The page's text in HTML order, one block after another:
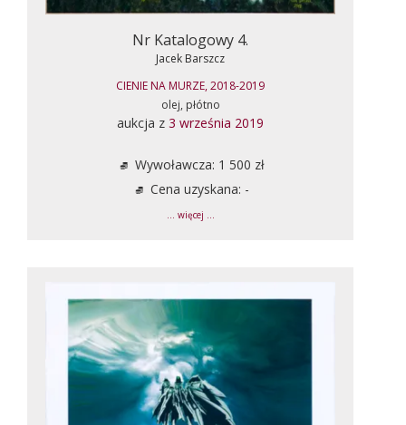
Nr Katalogowy 4.
Jacek Barszcz
CIENIE NA MURZE, 2018-2019
olej, płótno
aukcja z 3 września 2019
Wywoławcza: 1 500 zł
Cena uzyskana: -
... więcej ...